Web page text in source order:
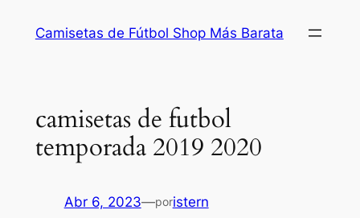
Camisetas de Fútbol Shop Más Barata
camisetas de futbol
temporada 2019 2020
Abr 6, 2023—poristern